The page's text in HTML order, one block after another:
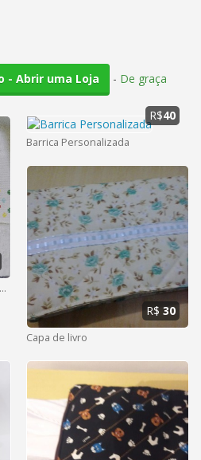
- Abrir uma Loja - De graça
Toalha de Rosto Patinho na Banheira
Barrica Personalizada
R$40
Capa de livro
R$ 30